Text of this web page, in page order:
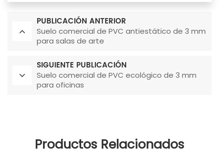
PUBLICACIÓN ANTERIOR
Suelo comercial de PVC antiestático de 3 mm
para salas de arte
SIGUIENTE PUBLICACIÓN
Suelo comercial de PVC ecológico de 3 mm
para oficinas
Productos Relacionados